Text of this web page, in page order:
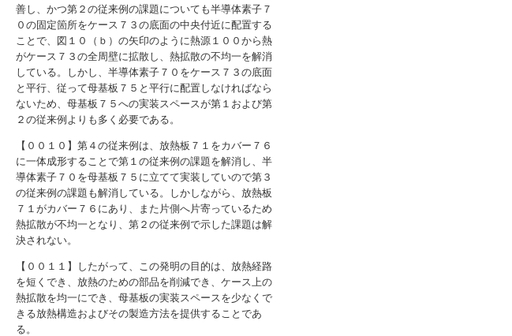
善し、かつ第２の従来例の課題についても半導体素子７
０の固定箇所をケース７３の底面の中央付近に配置する
ことで、図１０（ｂ）の矢印のように熱源１００から熱
がケース７３の全周壁に拡散し、熱拡散の不均一を解消
している。しかし、半導体素子７０をケース７３の底面
と平行、従って母基板７５と平行に配置しなければなら
ないため、母基板７５への実装スペースが第１および第
２の従来例よりも多く必要である。
【００１０】第４の従来例は、放熱板７１をカバー７６
に一体成形することで第１の従来例の課題を解消し、半
導体素子７０を母基板７５に立てて実装していので第３
の従来例の課題も解消している。しかしながら、放熱板
７１がカバー７６にあり、また片側へ片寄っているため
熱拡散が不均一となり、第２の従来例で示した課題は解
決されない。
【００１１】したがって、この発明の目的は、放熱経路
を短くでき、放熱のための部品を削減でき、ケース上の
熱拡散を均一にでき、母基板の実装スペースを少なくで
きる放熱構造およびその製造方法を提供することであ
る。